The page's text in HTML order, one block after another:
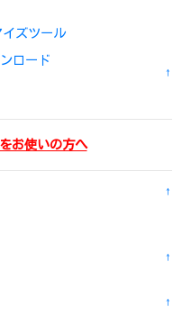
ズツール
ロード
↑
お使いの方へ
↑
↑
↑